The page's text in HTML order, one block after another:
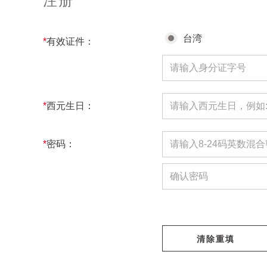
*有效证件： 台湾
*西元生日：
*密码：